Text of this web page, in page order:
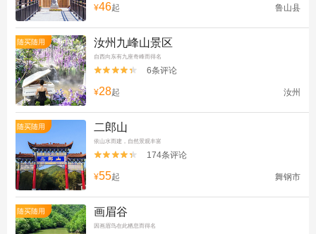
¥46起 鲁山县
随买随用 汝州九峰山景区
自西向东有九座奇峰而得名

 6条评论
¥28起 汝州
随买随用 二郎山
依山水而建，自然景观丰富

 174条评论
¥55起 舞钢市
随买随用 画眉谷
因画眉鸟在此栖息而得名